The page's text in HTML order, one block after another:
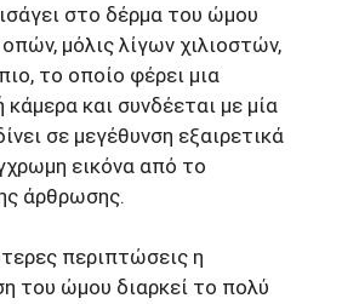
στο δέρμα του ώμου
μόλις λίγων χιλιοστών,
το οποίο φέρει μια
κάμερα και συνδέεται με μία
σε μεγέθυνση εξαιρετικά
εικόνα από το
άρθρωσης.
περιπτώσεις η
του ώμου διαρκεί το πολύ